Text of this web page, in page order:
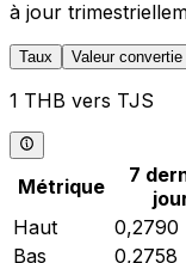
à jour
Taux Valeur convertie
1 THB vers TJS
Métrique
7
Haut
0,2790
Bas
0,2758